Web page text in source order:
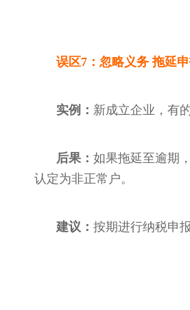
误区7：忽略义务 拖延
实例： 新成立企业，有
后果： 如果拖延至逾期
认定为非正常户。
建议： 按期进行纳税申